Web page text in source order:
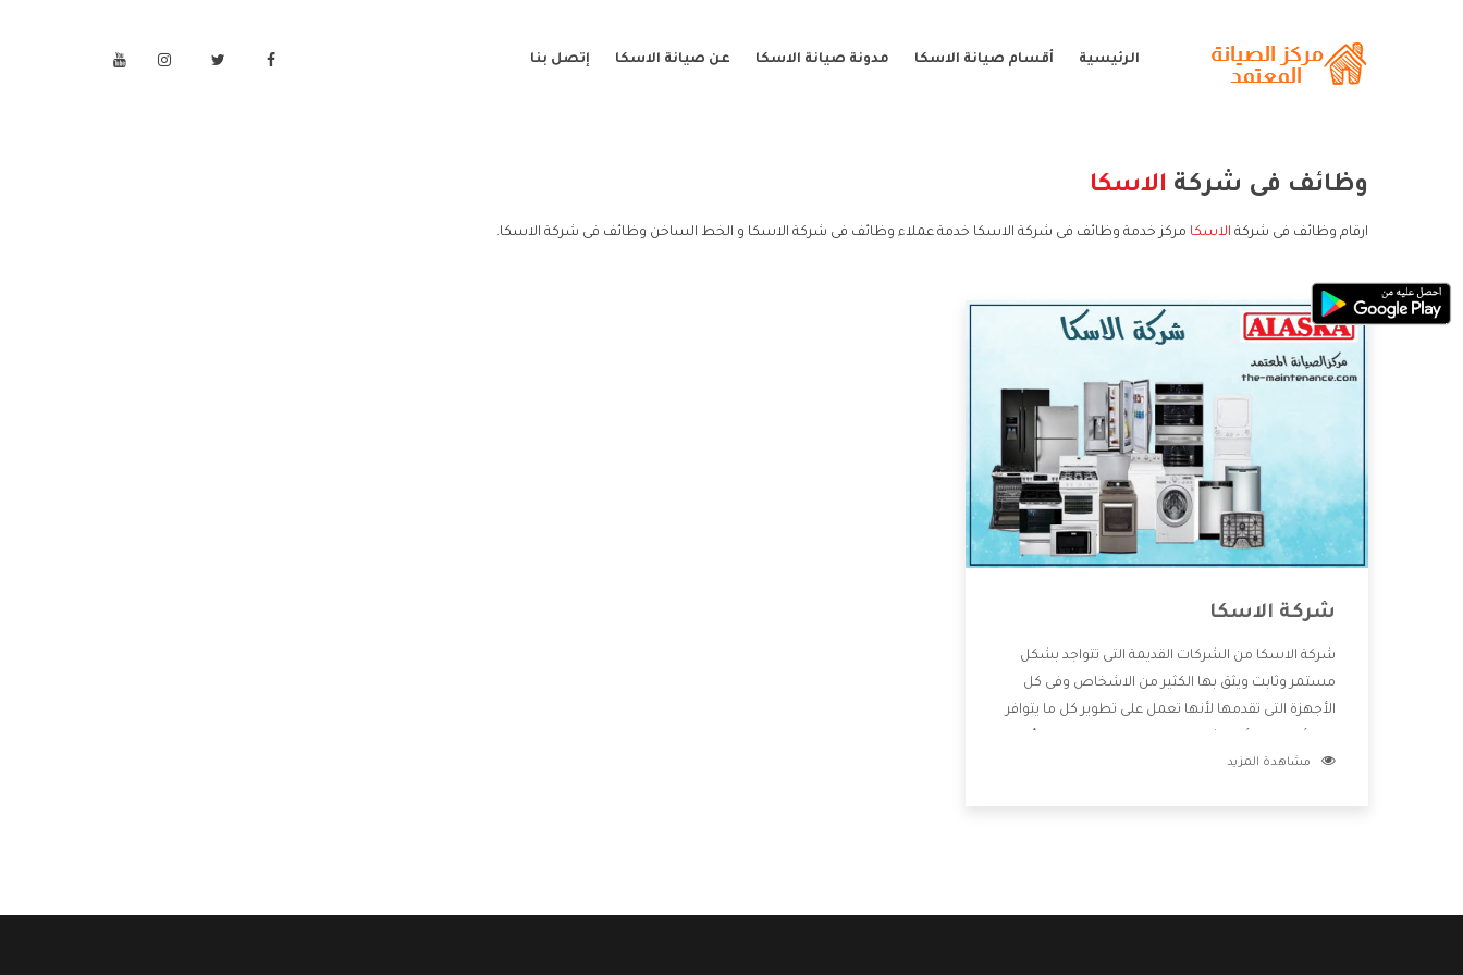
الرئيسية أقسام صيانة الاسكا مدونة صيانة الاسكا عن صيانة الاسكا إتصل بنا
وظائف فى شركة الاسكا
ارقام وظائف فى شركة الاسكا مركز خدمة وظائف فى شركة الاسكا خدمة عملاء وظائف فى شركة الاسكا و الخط الساخن وظائف فى شركة الاسكا.
شركة الاسكا
شركة الاسكا من الشركات القديمة التى تتواجد بشكل
مستمر وثابت ويثق بها الكثير من الاشخاص وفى كل
الأجهزة التى تقدمها لأنها تعمل على تطوير كل ما يتوافر
خدمات ما بعد البيع مع المنتجات وتقدم للعملاء أقوى
مشاهدة المزيد